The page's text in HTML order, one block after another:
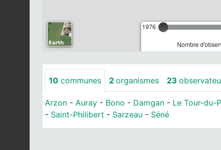
1976
Nombre
10 communes 2 organismes 23
Arzon - Auray - Bono - Damgan - Le Tour-du-
- Saint-Philibert - Sarzeau - Séné